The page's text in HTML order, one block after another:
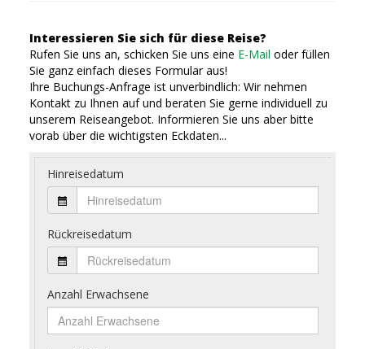
Interessieren Sie sich für diese Reise?
Rufen Sie uns an, schicken Sie uns eine E-Mail oder füllen
Sie ganz einfach dieses Formular aus!
Ihre Buchungs-Anfrage ist unverbindlich: Wir nehmen
Kontakt zu Ihnen auf und beraten Sie gerne individuell zu
unserem Reiseangebot. Informieren Sie uns aber bitte
vorab über die wichtigsten Eckdaten...